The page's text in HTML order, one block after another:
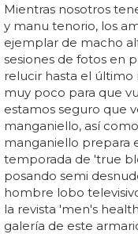
Mientras nosotros
y manu tenorio, los
ejemplar de macho
sesiones de fotos en
relucir hasta el último
muy poco para que
estamos seguro que
manganiello, así
manganiello prepara
temporada de 'true
posando semi
hombre lobo
la revista 'men's
galería de este